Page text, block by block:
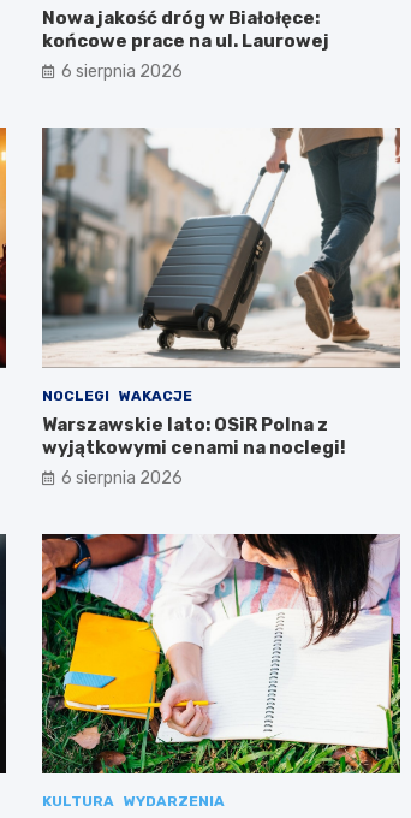
Nowa jakość dróg w Białołęce:
końcowe prace na ul. Laurowej
6 sierpnia 2026
NOCLEGI WAKACJE
Warszawskie lato: OSiR Polna z
wyjątkowymi cenami na noclegi!
6 sierpnia 2026
KULTURA WYDARZENIA